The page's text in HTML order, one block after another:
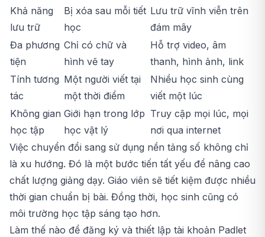
Khả năng
lưu trữ
Bị xóa sau mỗi tiết
học
Lưu trữ vĩnh viễn trên
đám mây
Đa phương
tiện
Chỉ có chữ và
hình vẽ tay
Hỗ trợ video, âm
thanh, hình ảnh, link
Tính tương
tác
Một người viết tại
một thời điểm
Nhiều học sinh cùng
viết một lúc
Không gian
học tập
Giới hạn trong lớp
học vật lý
Truy cập mọi lúc, mọi
nơi qua internet
Việc chuyển đổi sang sử dụng nền tảng số không chỉ
là xu hướng. Đó là một bước tiến tất yếu để nâng cao
chất lượng giảng dạy. Giáo viên sẽ tiết kiệm được nhiều
thời gian chuẩn bị bài. Đồng thời, học sinh cũng có
môi trường học tập sáng tạo hơn.
Làm thế nào để đăng ký và thiết lập tài khoản Padlet